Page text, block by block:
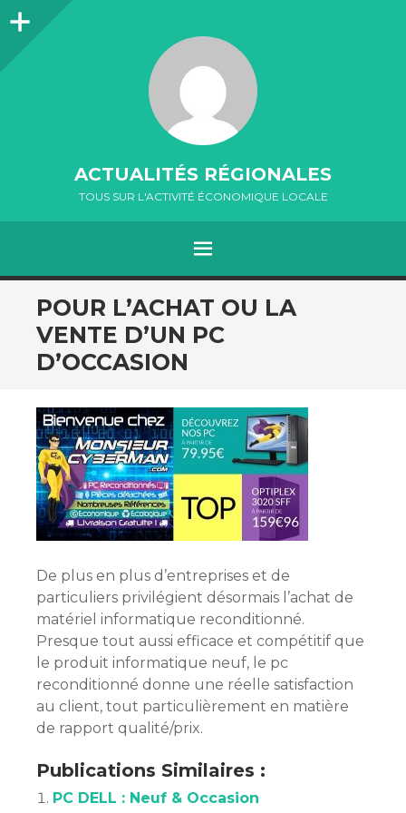
Colonne
ACTUALITÉS RÉGIONALES
TOUS SUR L'ACTIVITÉ ÉCONOMIQUE LOCALE
MENU
ALLER
AU
CONTENU
POUR L’ACHAT OU LA
VENTE D’UN PC
D’OCCASION
De plus en plus d’entreprises et de
particuliers privilégient désormais l’achat de
matériel informatique reconditionné.
Presque tout aussi efficace et compétitif que
le produit informatique neuf, le pc
reconditionné donne une réelle satisfaction
au client, tout particulièrement en matière
de rapport qualité/prix.
Publications Similaires :
PC DELL : Neuf & Occasion